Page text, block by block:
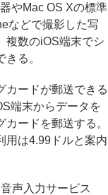
やMac OS Xの標準
などで撮影した写
複数のiOS端末でシ
る。
ードが郵送できる
端末からデータを
ードを郵送する。
用は4.99ドルと案内
声入力サービス